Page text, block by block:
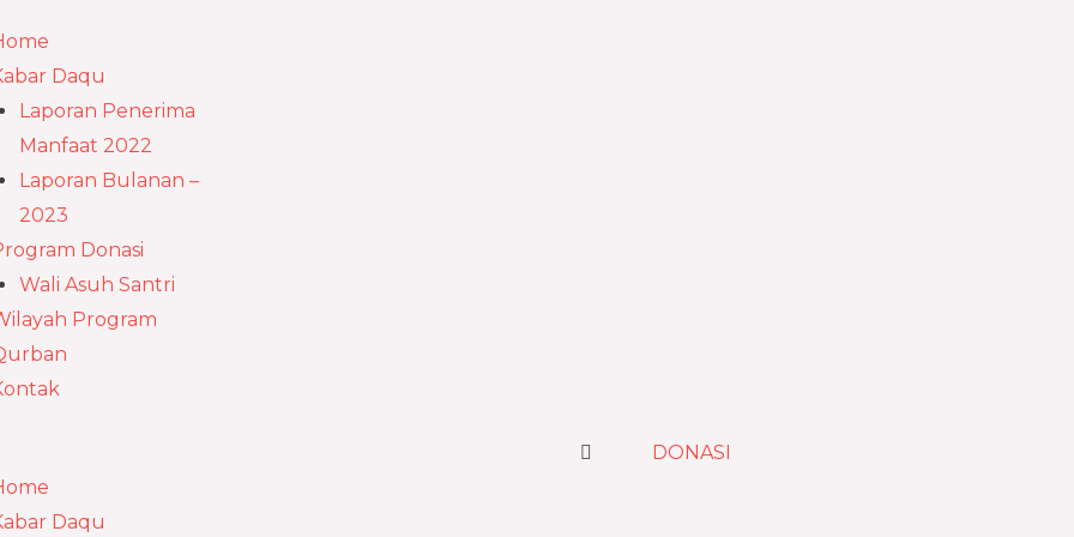
Daqu
Laporan Penerima
Manfaat 2022
Laporan Bulanan –
2023
Donasi
Wali Asuh Santri
Program
Daqu
DONASI